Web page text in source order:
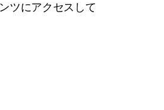
ツにアクセスして